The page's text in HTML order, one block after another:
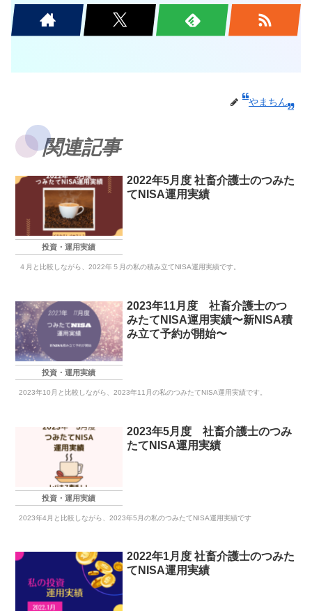
やまちん
関連記事
投資・運用実績
2022年5月度 社畜介護士のつみた
てNISA運用実績
４月と比較しながら、2022年５月の私の積み立てNISA運用実績です。
投資・運用実績
2023年11月度 社畜介護士のつ
みたてNISA運用実績〜新NISA積
み立て予約が開始〜
2023年10月と比較しながら、2023年11月の私のつみたてNISA運用実績です。
投資・運用実績
2023年5月度 社畜介護士のつみ
たてNISA運用実績
2023年4月と比較しながら、2023年5月の私のつみたてNISA運用実績です
2022年1月度 社畜介護士のつみた
てNISA運用実績